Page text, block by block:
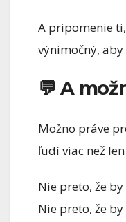
A pripomenie
výnimočný,
💬 A
Možno práve
ľudí viac než
Nie preto, že
Nie preto, že